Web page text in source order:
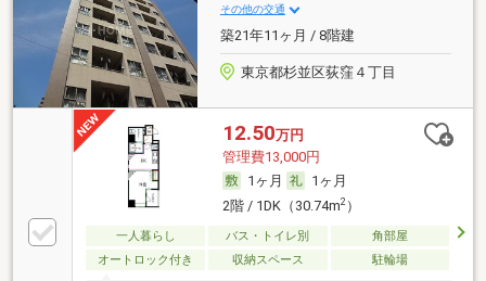
その他の交通
築21年11ヶ月 / 8階建
東京都杉並区荻窪４丁目
12.50万円
管理費13,000円
1ヶ月
1ヶ月
2階 / 1DK（30.74m2）
一人暮らし バス・トイレ別
角部屋
オートロック付き
収納スペース 駐輪場